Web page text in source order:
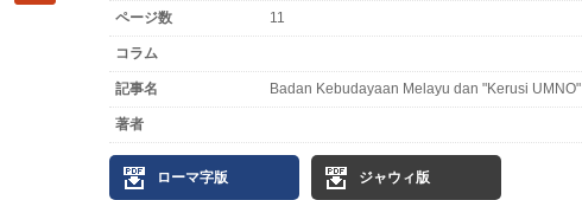
ページ数 11
コラム
記事名 Badan Kebudayaan Melayu dan "Kerusi UMNO"
著者
ローマ字版 ジャウィ版